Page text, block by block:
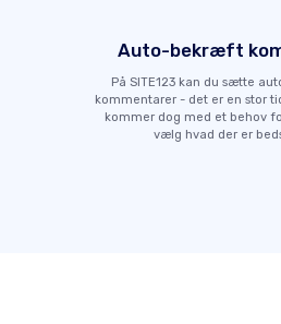
Auto-bekræft
På SITE123 kan du sætte
kommentarer - det er en stor
kommer dog med et behov
vælg hvad der er